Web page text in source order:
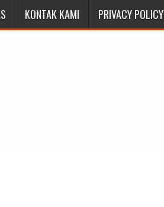
KONTAK KAMI PRIVACY POLICY